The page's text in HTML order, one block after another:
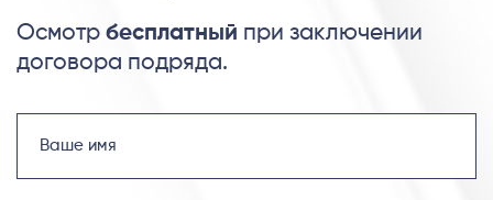
Осмотр бесплатный при заключении
договора подряда.